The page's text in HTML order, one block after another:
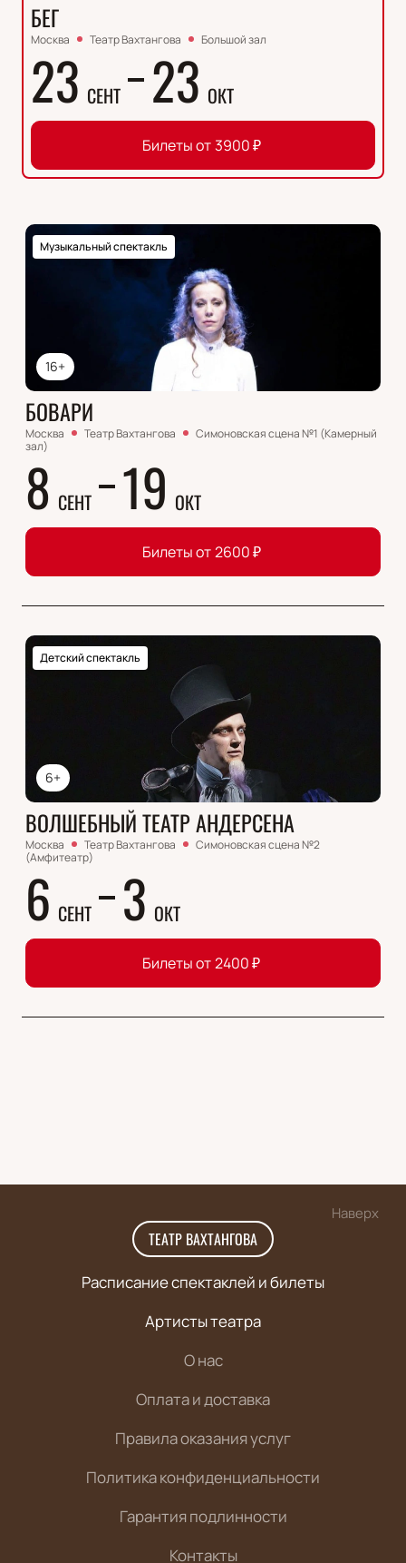
БЕГ
Москва Театр Вахтангова Большой зал
23 СЕНТ 23 ОКТ
Билеты от 3900₽
16+
Музыкальный спектакль
БОВАРИ
Москва Театр Вахтангова
Симоновская сцена №1 (Камерный
зал)
8 СЕНТ 19 ОКТ
Билеты от 2600₽
6+
Детский спектакль
ВОЛШЕБНЫЙ ТЕАТР АНДЕРСЕНА
Москва Театр Вахтангова
Симоновская сцена №2
(Амфитеатр)
6 СЕНТ 3 ОКТ
Билеты от2400₽
Наверх
ТЕАТР ВАХТАНГОВА
Расписание спектаклей и билеты
Артисты театра
О нас
Оплата и доставка
Правила оказания услуг
Политика конфиденциальности
Гарантия подлинности
Контакты